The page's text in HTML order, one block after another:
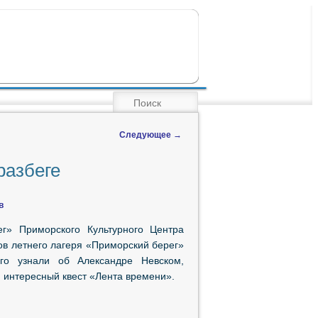
ПОИСК
Следующее →
Приморского Культурного Центра
летнего лагеря «Приморский берег»
узнали об Александре Невском,
квест «Лента времени».